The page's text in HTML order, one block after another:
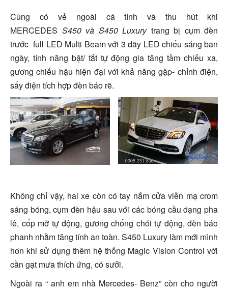
Cùng có vẻ ngoài cá tính và thu hút khi
MERCEDES S450 và S450 Luxurytrang bị cụm đèn
trước full LED Multi Beam với 3 dãy LED chiếu sáng ban
ngày, tính năng bật/ tắt tự động gia tăng tầm chiếu xa,
gương chiếu hậu hiện đại với khả năng gập- chỉnh điện,
sấy điện tích hợp đèn báo rẽ.
Không chỉ vậy, hai xe còn có tay nắm cửa viền mạ crom
sáng bóng, cụm đèn hậu sau với các bóng cầu dạng pha
lê, cốp mở tự động, gương chống chói tự động, đèn báo
phanh nhằm tăng tính an toàn. S450 Luxury làm mới mình
hơn khi sử dụng thêm hệ thống Magic Vision Control với
cần gạt mưa thích ứng, có sưởi.
Ngoài ra “ anh em nhà Mercedes- Benz” còn cho người